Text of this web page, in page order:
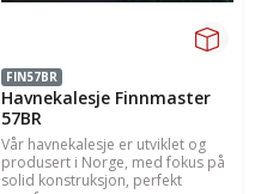
FIN57BR
Havnekalesje Finnmaster
57BR
Vår havnekalesje er utviklet og
produsert i Norge, med fokus på
solid konstruksjon, perfekt